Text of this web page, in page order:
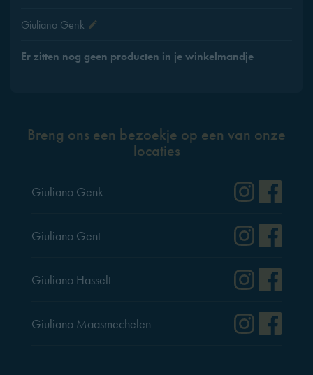
Giuliano Genk
Er zitten nog geen producten in je winkelmandje
Breng ons een bezoekje op een van onze
locaties
Giuliano Genk
Giuliano Gent
Giuliano Hasselt
Giuliano Maasmechelen